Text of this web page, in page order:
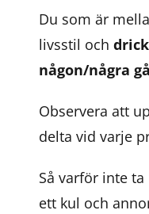
Du som är
livsstil och
någon/några
Observera att
delta vid varje
Så varför inte
ett kul och